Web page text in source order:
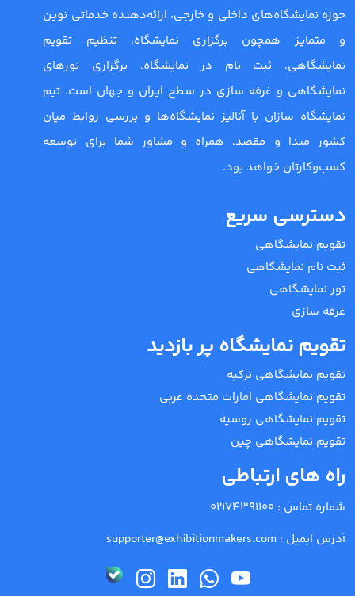
حوزه نمایشگاه‌های داخلی و خارجی، ارائه‌دهنده خدماتی نوین
و متمایز همچون برگزاری نمایشگاه، تنظیم تقویم
نمایشگاهی، ثبت نام در نمایشگاه، برگزاری تورهای
نمایشگاهی و غرفه سازی در سطح ایران و جهان است. تیم
نمایشگاه سازان با آنالیز نمایشگاه‌ها و بررسی روابط میان
کشور مبدا و مقصد، همراه و مشاور شما برای توسعه
کسب‌وکارتان خواهد بود.
دسترسی سریع
تقویم نمایشگاهی
ثبت نام نمایشگاهی
تور نمایشگاهی
غرفه سازی
تقویم نمایشگاه پر بازدید
تقویم نمایشگاهی ترکیه
تقویم نمایشگاهی امارات متحده عربی
تقویم نمایشگاهی روسیه
تقویم نمایشگاهی چین
راه های ارتباطی
شماره تماس : 02174391100
آدرس ایمیل : supporter@exhibitionmakers.com